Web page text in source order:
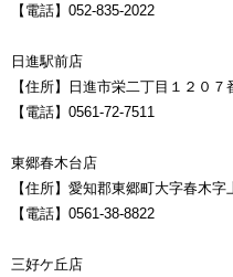
【電話】052-835-2022
日進駅前店
【住所】日進市栄二丁目１２０７
【電話】0561-72-7511
東郷春木台店
【住所】愛知郡東郷町大字春木字
【電話】0561-38-8822
三好ケ丘店